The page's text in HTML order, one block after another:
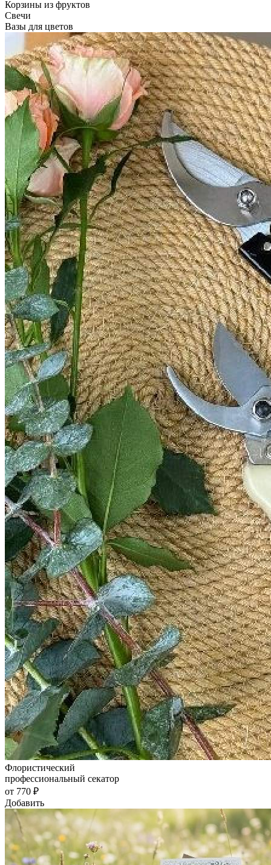
Корзины из фруктов
Свечи
Вазы для цветов
Флористический
профессиональный секатор
от 770 ₽
Добавить